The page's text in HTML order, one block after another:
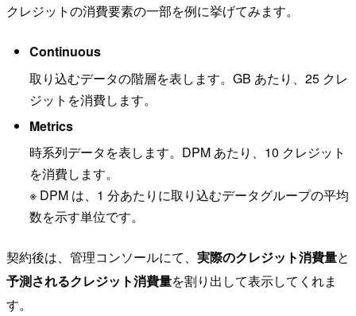
クレジットの消費要素の一部を例に挙げてみます。
Continuous
取り込むデータの階層を表します。GB あたり、25 クレ
ジットを消費します。
Metrics
時系列データを表します。DPM あたり、10 クレジット
を消費します。
※ DPM は、1 分あたりに取り込むデータグループの平均
数を示す単位です。
契約後は、管理コンソールにて、 実際のクレジット消費量と
予測されるクレジット消費量を割り出して表示してくれま
す。